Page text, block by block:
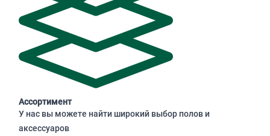
Ассортимент
У нас вы можете найти широкий выбор полов и
аксессуаров